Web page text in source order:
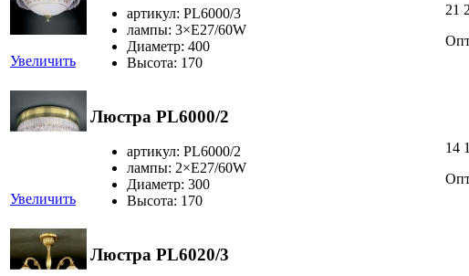
Увеличить
артикул: PL6000/3
лампы: 3×Е27/60W
Диаметр: 400
Высота: 170
21
Увеличить
Люстра PL6000/2
артикул: PL6000/2
лампы: 2×Е27/60W
Диаметр: 300
Высота: 170
14
Люстра PL6020/3